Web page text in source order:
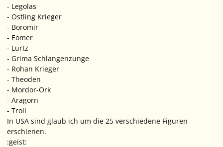
- Legolas
- Ostling Krieger
- Boromir
- Eomer
- Lurtz
- Grima Schlangenzunge
- Rohan Krieger
- Theoden
- Mordor-Ork
- Aragorn
- Troll
In USA sind glaub ich um die 25 verschiedene Figuren
erschienen.
:geist: